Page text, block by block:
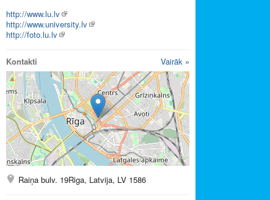
http://www.lu.lv
http://www.university.lv
http://foto.lu.lv
Kontakti Vairāk »
Raiņa bulv. 19Riga, Latvija, LV 1586